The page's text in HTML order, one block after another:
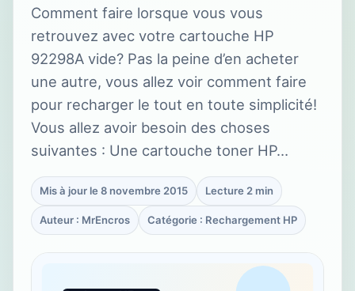
Comment faire lorsque vous vous
retrouvez avec votre cartouche HP
92298A vide? Pas la peine d’en acheter
une autre, vous allez voir comment faire
pour recharger le tout en toute simplicité!
Vous allez avoir besoin des choses
suivantes : Une cartouche toner HP…
Mis à jour le 8 novembre 2015 Lecture 2 min
Auteur : MrEncros Catégorie : Rechargement HP